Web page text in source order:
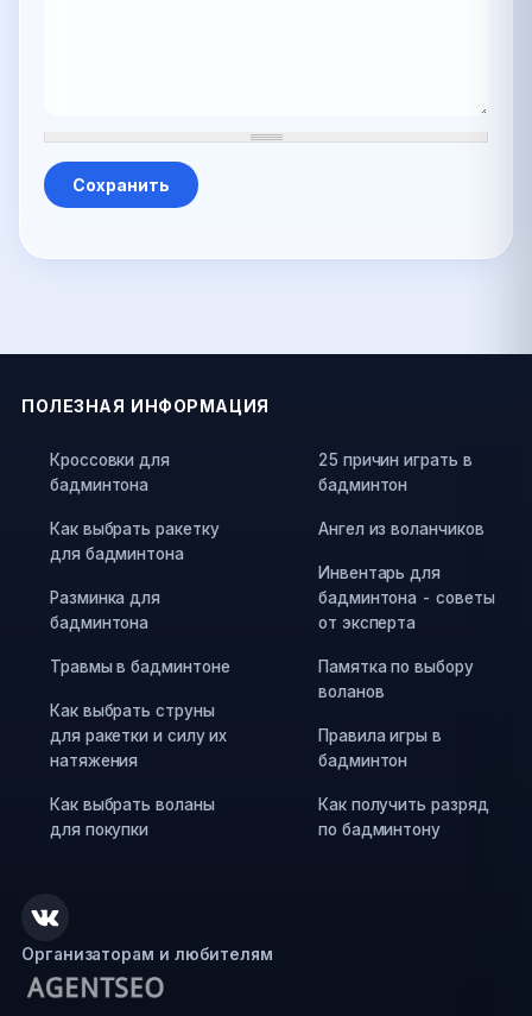
ПОЛЕЗНАЯ ИНФОРМАЦИЯ
Кроссовки для
бадминтона
Как выбрать ракетку
для бадминтона
Разминка для
бадминтона
Травмы в бадминтоне
Как выбрать струны
для ракетки и силу их
натяжения
Как выбрать воланы
для покупки
25 причин играть в
бадминтон
Ангел из воланчиков
Инвентарь для
бадминтона - советы
от эксперта
Памятка по выбору
воланов
Правила игры в
бадминтон
Как получить разряд
по бадминтону
Организаторам и любителям